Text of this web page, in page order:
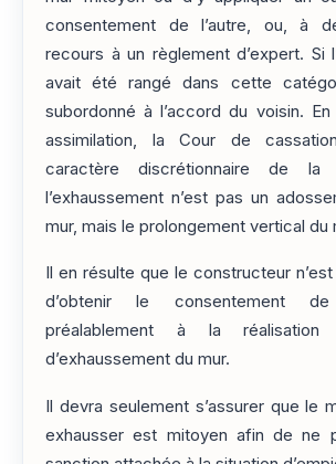
consentement de l’autre, ou, à
recours à un règlement d’expert. Si
avait été rangé dans cette
subordonné à l’accord du voisin.
assimilation, la Cour de
caractère discrétionnaire de la
l’exhaussement n’est pas un
mur, mais le prolongement vertical du
Il en résulte que le constructeur
d’obtenir le consentement
préalablement à la
d’exhaussement du mur.
Il devra seulement s’assurer que le
exhausser est mitoyen afin de ne